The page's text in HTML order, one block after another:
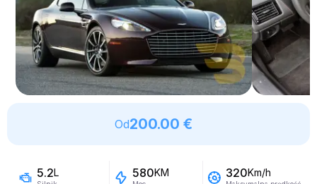
Od200.00 €
5.2L 580KM 320Km/h